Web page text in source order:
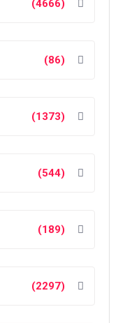
(4666)
(86)
(1373)
(544)
(189)
(2297)